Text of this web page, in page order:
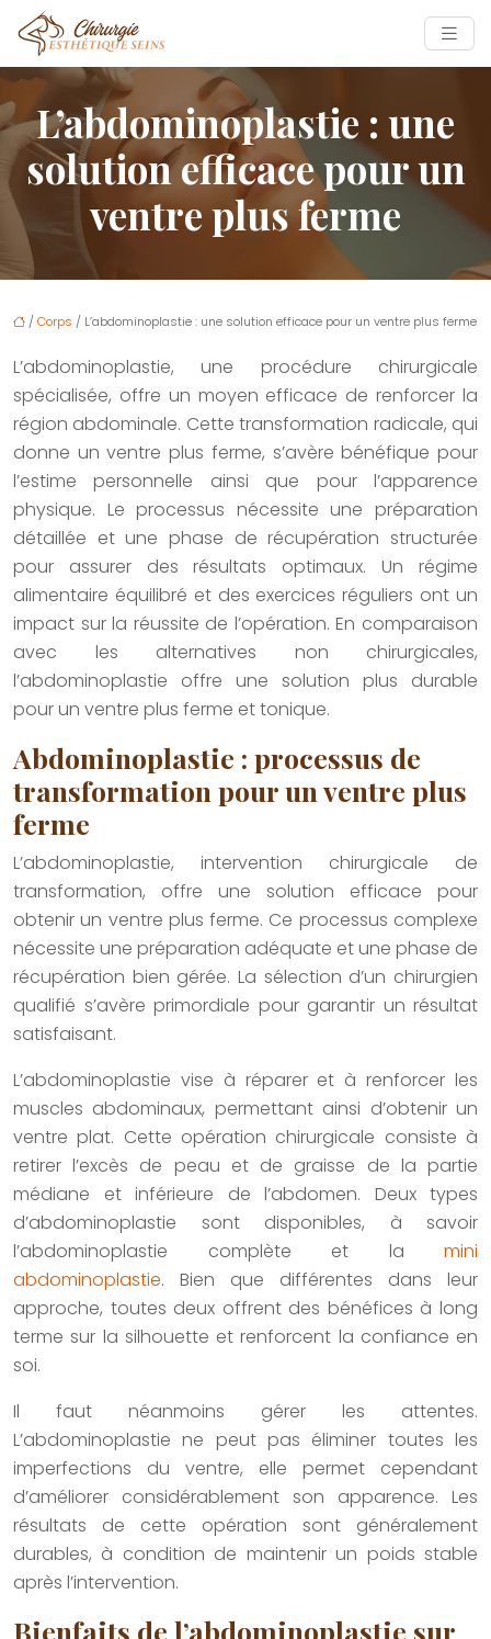
L’abdominoplastie : une
solution efficace pour un
ventre plus ferme
/Corps / L’abdominoplastie : une solution efficace pour un ventre plus ferme
L’abdominoplastie, une procédure chirurgicale
spécialisée, offre un moyen efficace de renforcer la
région abdominale. Cette transformation radicale, qui
donne un ventre plus ferme, s’avère bénéfique pour
l’estime personnelle ainsi que pour l’apparence
physique. Le processus nécessite une préparation
détaillée et une phase de récupération structurée
pour assurer des résultats optimaux. Un régime
alimentaire équilibré et des exercices réguliers ont un
impact sur la réussite de l’opération. En comparaison
avec les alternatives non chirurgicales,
l’abdominoplastie offre une solution plus durable
pour un ventre plus ferme et tonique.
Abdominoplastie : processus de
transformation pour un ventre plus
ferme
L’abdominoplastie, intervention chirurgicale de
transformation, offre une solution efficace pour
obtenir un ventre plus ferme. Ce processus complexe
nécessite une préparation adéquate et une phase de
récupération bien gérée. La sélection d’un chirurgien
qualifié s’avère primordiale pour garantir un résultat
satisfaisant.
L’abdominoplastie vise à réparer et à renforcer les
muscles abdominaux, permettant ainsi d’obtenir un
ventre plat. Cette opération chirurgicale consiste à
retirer l’excès de peau et de graisse de la partie
médiane et inférieure de l’abdomen. Deux types
d’abdominoplastie sont disponibles, à savoir
l’abdominoplastie complète et la mini
abdominoplastie. Bien que différentes dans leur
approche, toutes deux offrent des bénéfices à long
terme sur la silhouette et renforcent la confiance en
soi.
Il faut néanmoins gérer les attentes.
L’abdominoplastie ne peut pas éliminer toutes les
imperfections du ventre, elle permet cependant
d’améliorer considérablement son apparence. Les
résultats de cette opération sont généralement
durables, à condition de maintenir un poids stable
après l’intervention.
Bienfaits de l’abdominoplastie sur